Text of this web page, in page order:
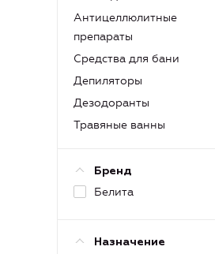
Антицеллюлитные
препараты
Средства для бани
Депиляторы
Дезодоранты
Травяные ванны
Бренд
Белита
Назначение